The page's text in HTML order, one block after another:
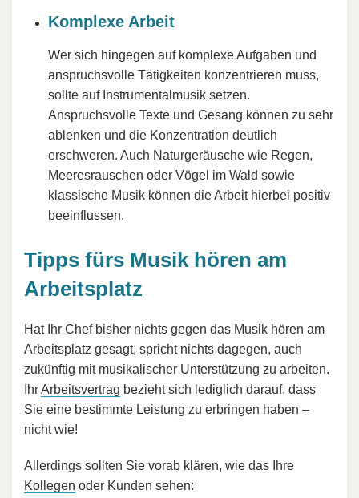
Komplexe Arbeit
Wer sich hingegen auf komplexe Aufgaben und
anspruchsvolle Tätigkeiten konzentrieren muss,
sollte auf Instrumentalmusik setzen.
Anspruchsvolle Texte und Gesang können zu sehr
ablenken und die Konzentration deutlich
erschweren. Auch Naturgeräusche wie Regen,
Meeresrauschen oder Vögel im Wald sowie
klassische Musik können die Arbeit hierbei positiv
beeinflussen.
Tipps fürs Musik hören am
Arbeitsplatz
Hat Ihr Chef bisher nichts gegen das Musik hören am
Arbeitsplatz gesagt, spricht nichts dagegen, auch
zukünftig mit musikalischer Unterstützung zu arbeiten.
IhrArbeitsvertrag bezieht sich lediglich darauf, dass
Sie eine bestimmte Leistung zu erbringen haben –
nicht wie!
Allerdings sollten Sie vorab klären, wie das Ihre
Kollegen oder Kunden sehen: